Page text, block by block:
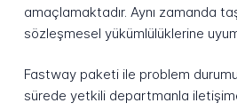
amaçlamaktadır. Aynı zamanda
sözleşmesel yükümlülüklerine
Fastway paketi ile problem
sürede yetkili departmanla